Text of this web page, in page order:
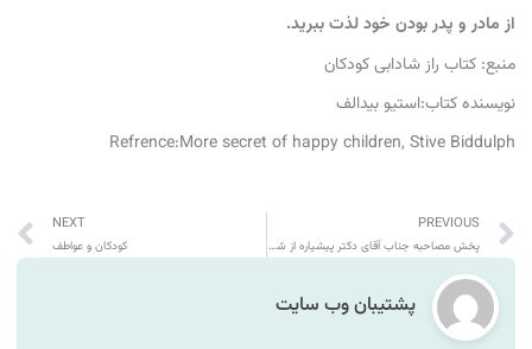
از مادر و پدر بودن خود لذت ببرید.
منبع: کتاب راز شادابی کودکان
نویسنده کتاب:استیو بیدالف
Refrence:More secret of happy children, Stive Biddulph
PREVIOUS
پخش مصاحبه جناب آقای دکتر پیشیاره از شبکه سلامت
NEXT
کودکان و عواطف
پشتیبان وب سایت